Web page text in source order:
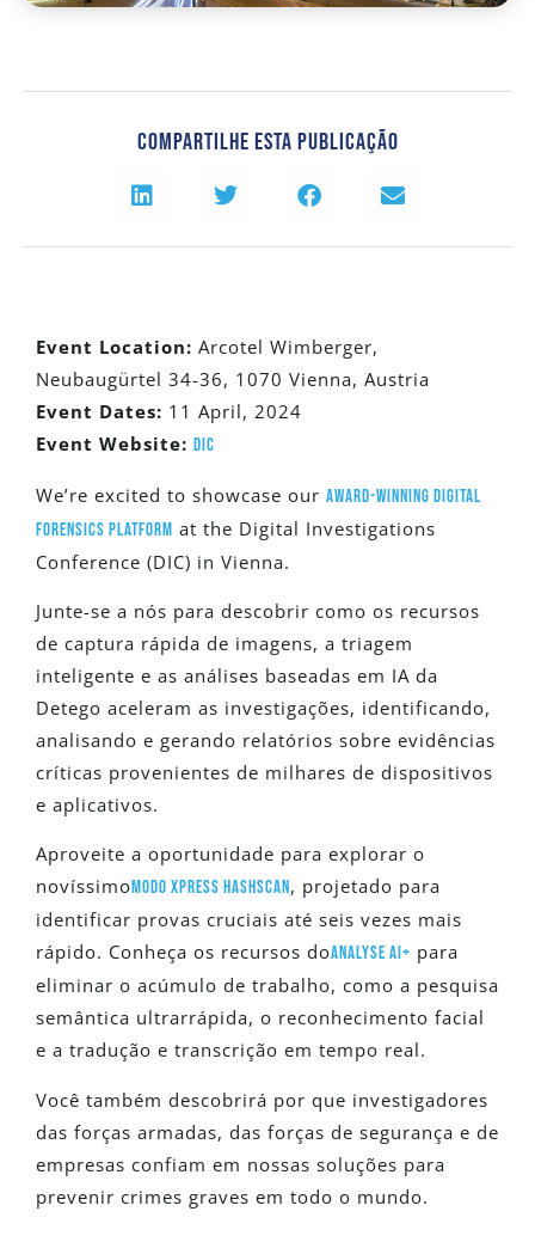
Compartilhe Esta Publicação
Event Location: Arcotel Wimberger,
Neubaugürtel 34-36, 1070 Vienna, Austria
Event Dates: 11 April, 2024
Event Website: DIC
We’re excited to showcase our award-winning digital
forensics platform at the Digital Investigations
Conference (DIC) in Vienna.
Junte-se a nós para descobrir como os recursos
de captura rápida de imagens, a triagem
inteligente e as análises baseadas em IA da
Detego aceleram as investigações, identificando,
analisando e gerando relatórios sobre evidências
críticas provenientes de milhares de dispositivos
e aplicativos.
Aproveite a oportunidade para explorar o
novíssimoModo Xpress HashScan, projetado para
identificar provas cruciais até seis vezes mais
rápido. Conheça os recursos doAnalyse AI+ para
eliminar o acúmulo de trabalho, como a pesquisa
semântica ultrarrápida, o reconhecimento facial
e a tradução e transcrição em tempo real.
Você também descobrirá por que investigadores
das forças armadas, das forças de segurança e de
empresas confiam em nossas soluções para
prevenir crimes graves em todo o mundo.